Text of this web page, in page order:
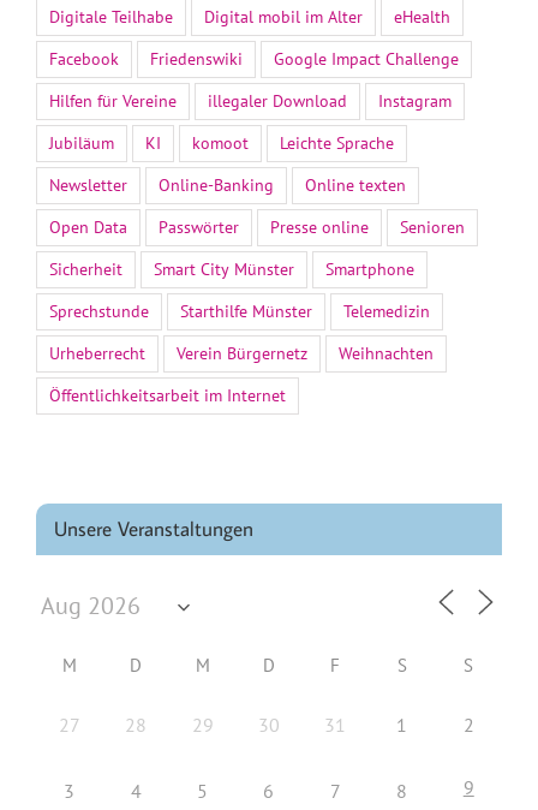
Unsere Veranstaltungen
M D M D F S S
27 28 29 30 31 1 2
3 4 5 6 7 8 9
Digitale Teilhabe Digital mobil im Alter
eHealth
Facebook
Friedenswiki
Google Impact Challenge
Hilfen für Vereine
illegaler Download
Instagram
Jubiläum
KI komoot
Leichte Sprache
Newsletter
Online-Banking
Online texten
Open Data
Passwörter Presse online
Senioren
Sicherheit
Smart City Münster
Smartphone
Sprechstunde
Starthilfe Münster
Telemedizin
Urheberrecht
Verein Bürgernetz
Weihnachten
Öffentlichkeitsarbeit im Internet